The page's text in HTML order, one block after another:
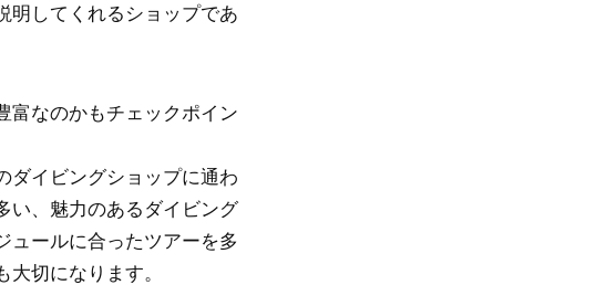
明してくれるショップであ
富なのかもチェックポイン
ダイビングショップに通わ
い、魅力のあるダイビング
ュールに合ったツアーを多
切になります。